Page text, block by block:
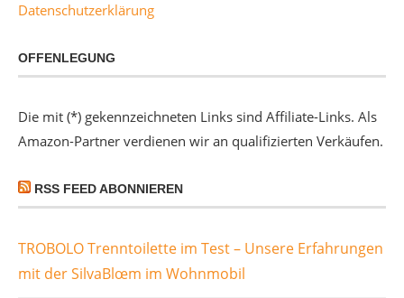
Datenschutzerklärung
OFFENLEGUNG
Die mit (*) gekennzeichneten Links sind Affiliate-Links. Als
Amazon-Partner verdienen wir an qualifizierten Verkäufen.
RSS FEED ABONNIEREN
TROBOLO Trenntoilette im Test – Unsere Erfahrungen
mit der SilvaBlœm im Wohnmobil